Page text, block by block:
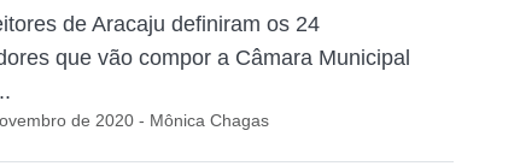
de Aracaju definiram os 24
que vão compor a Câmara Municipal
de 2020 - Mônica Chagas